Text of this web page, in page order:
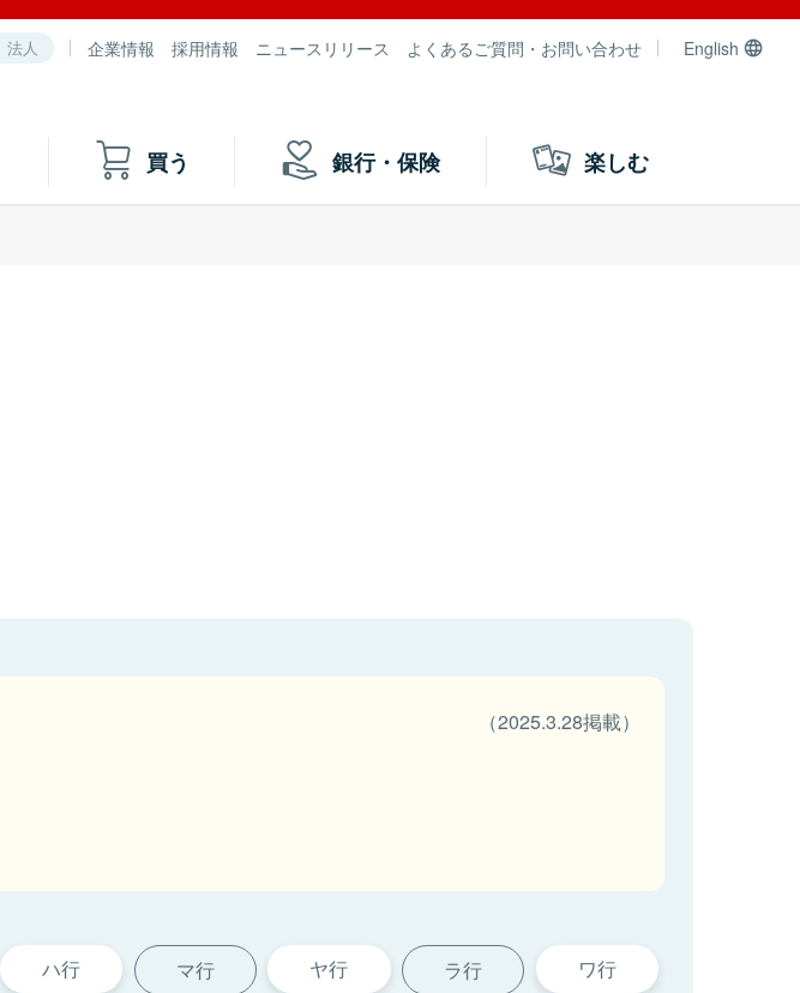
法人 企業情報 採用情報 ニュースリリース よくあるご質問・お問い合わせ English
買う 銀行・保険 楽しむ
（2025.3.28掲載）
ハ行 マ行 ヤ行 ラ行 ワ行